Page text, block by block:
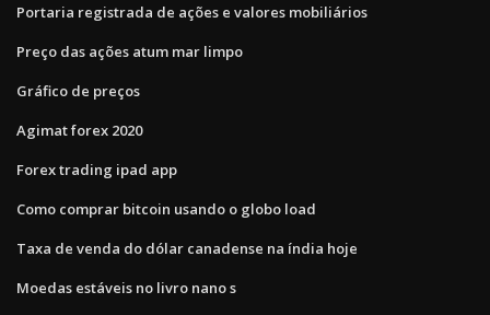
Portaria registrada de ações e valores mobiliários
Preço das ações atum mar limpo
Gráfico de preços
Agimat forex 2020
Forex trading ipad app
Como comprar bitcoin usando o globo load
Taxa de venda do dólar canadense na índia hoje
Moedas estáveis ​​no livro nano s